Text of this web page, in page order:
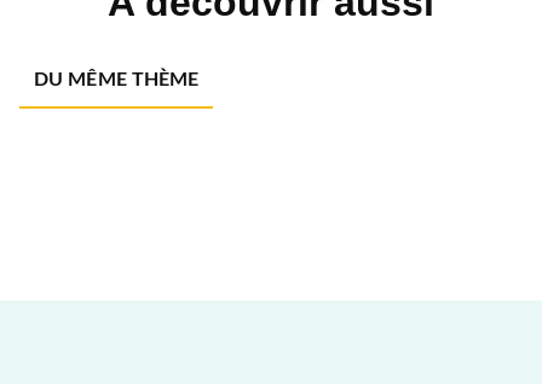
DU MÊME THÈME